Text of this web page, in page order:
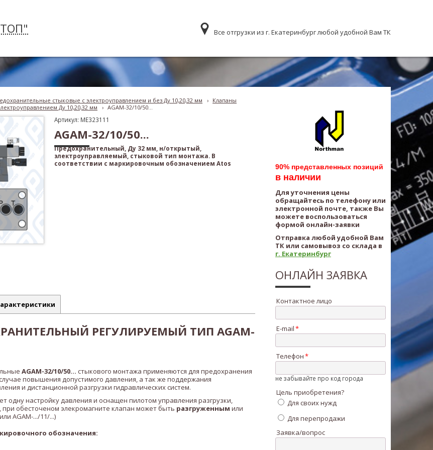
Все отгрузки из г. Екатеринбург любой удобной Вам ТК
стыковые с электроуправлением и без Ду 10,20,32 мм ›
Клапаны
Ду 10,20,32 мм
› AGAM-32/10/50...
Артикул: ME323111
AGAM-32/10/50...
Предохранительный, Ду 32 мм, н/открытый,
электроуправляемый, стыковой тип монтажа. В
соответствии с маркировочным обозначением Atos
РЕГУЛИРУЕМЫЙ ТИП AGAM-
AGAM-32/10/50... стыкового монтажа применяются для предохранения
повышения допустимого давления, а так же поддержания
и дистанционной разгрузки гидравлических систем.
одну настройку давления и оснащен пилотом управления разгрузки,
при обесточеном элекромагните клапан может быть разгруженным или
AGAM-.../11/...)
обозначения:
90% представленных позиций
в наличии
Для уточнения цены
обращайтесь по телефону или
электронной почте, также Вы
можете воспользоваться
формой онлайн-заявки
Отправка любой удобной Вам
ТК или самовывоз со склада в
г. Екатеринбург
ОНЛАЙН ЗАЯВКА
Контактное лицо
E-mail
Телефон
не забывайте про код города
Цель приобретения?
Для своих нужд
Для перепродажи
Заявка/вопрос